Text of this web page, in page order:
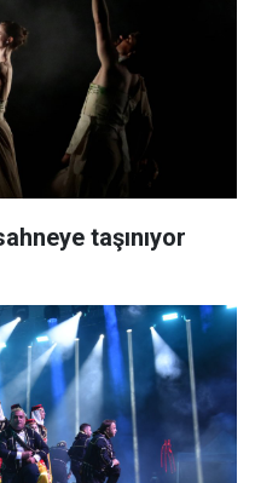
taşınıyor